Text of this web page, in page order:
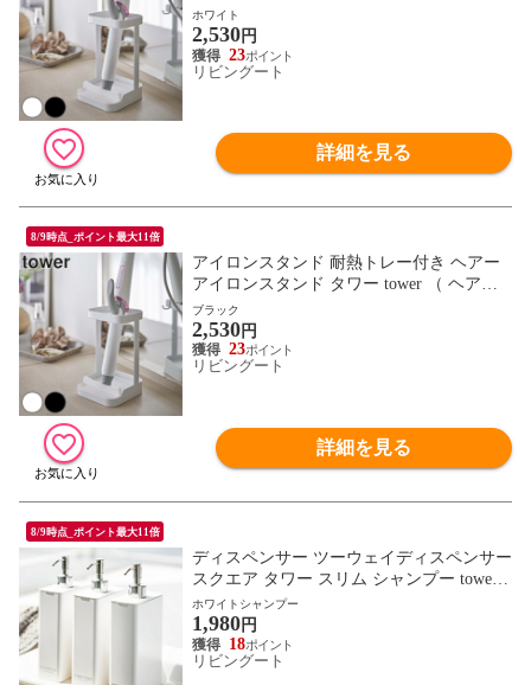
アイロン置き ヘアーアイロントレー ヘア
アイロン 収納 コテ アイロンホルダー スタ
ンド収納 立て 耐熱 トレイ トレー 台 洗面
収納 洗面所 ） 【ホワイト】
ホワイト
2,530円
23
リビングート
詳細を見る
8/9時点_ポイント最大11倍
アイロンスタンド 耐熱トレー付き ヘアー
アイロンスタンド タワー tower （ ヘアー
アイロン置き ヘアーアイロントレー ヘア
アイロン 収納 コテ アイロンホルダー スタ
ンド収納 立て 耐熱 トレイ トレー 台 洗面
収納 洗面所 ） 【ブラック】
ブラック
2,530円
23
リビングート
詳細を見る
8/9時点_ポイント最大11倍
ディスペンサー ツーウェイディスペンサー
スクエア タワー スリム シャンプー tower
山崎実業 （ ボディーソープ コンディショ
ナー リンス お風呂 シャンプーボトル ポン
プボトル 詰め替え 白 黒 ディスペンサーボ
トル ）【 ホワイトシャンプー 】
ホワイトシャンプー
1,980円
18
リビングート